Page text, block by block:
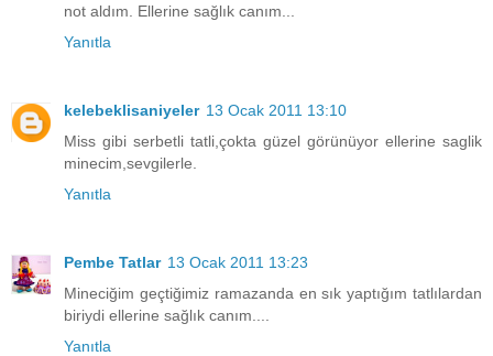
not aldım. Ellerine sağlık canım...
Yanıtla
kelebeklisaniyeler 13 Ocak 2011 13:10
Miss gibi serbetli tatli,çokta güzel görünüyor ellerine saglik
minecim,sevgilerle.
Yanıtla
Pembe Tatlar 13 Ocak 2011 13:23
Mineciğim geçtiğimiz ramazanda en sık yaptığım tatlılardan
biriydi ellerine sağlık canım....
Yanıtla